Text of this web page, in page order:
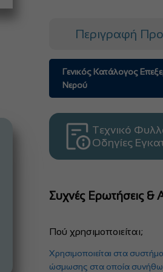
Περιγραφή
Γενικός Κατάλογος
Νερού
Τεχνικό
Οδηγίες
Συχνές Ερωτήσεις &
Πού χρησιμοποιείται;
Χρησιμοποιείται στα
ώσμωσης στα οποία συνήθως